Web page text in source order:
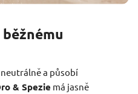
a působí
& Spezie má jasně